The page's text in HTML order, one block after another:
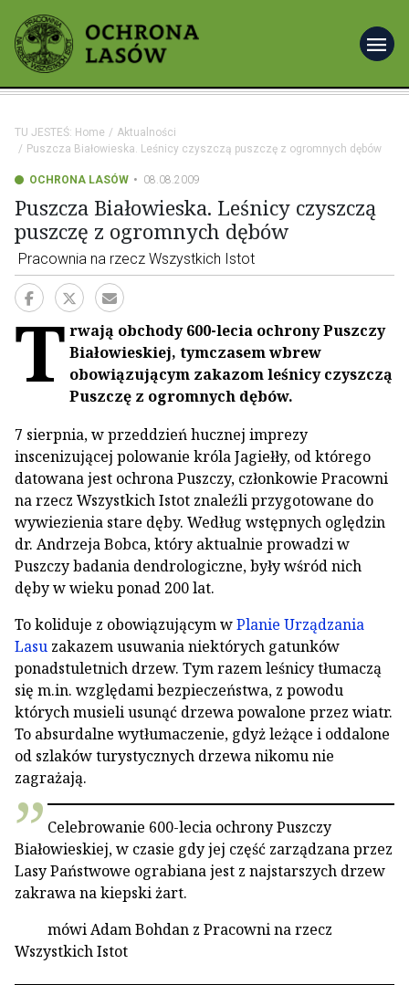
menu
TU JESTEŚ: Home
Aktualności
Puszcza Białowieska. Leśnicy czyszczą puszczę z ogromnych dębów
OCHRONA LASÓW 08.08.2009
Puszcza Białowieska. Leśnicy czyszczą
puszczę z ogromnych dębów
Pracownia na rzecz Wszystkich Istot
T rwają obchody 600-lecia ochrony Puszczy
Białowieskiej, tymczasem wbrew
obowiązującym zakazom leśnicy czyszczą
Puszczę z ogromnych dębów.
7 sierpnia, w przeddzień hucznej imprezy
inscenizującej polowanie króla Jagiełły, od którego
datowana jest ochrona Puszczy, członkowie Pracowni
na rzecz Wszystkich Istot znaleźli przygotowane do
wywiezienia stare dęby. Według wstępnych oględzin
dr. Andrzeja Bobca, który aktualnie prowadzi w
Puszczy badania dendrologiczne, były wśród nich
dęby w wieku ponad 200 lat.
To koliduje z obowiązującym wPlanie Urządzania
Lasu zakazem usuwania niektórych gatunków
ponadstuletnich drzew. Tym razem leśnicy tłumaczą
się m.in. względami bezpieczeństwa, z powodu
których musieli usunąć drzewa powalone przez wiatr.
To absurdalne wytłumaczenie, gdyż leżące i oddalone
od szlaków turystycznych drzewa nikomu nie
zagrażają.
Celebrowanie 600-lecia ochrony Puszczy
Białowieskiej, w czasie gdy jej część zarządzana przez
Lasy Państwowe ograbiana jest z najstarszych drzew
zakrawa na kiepski żart.
mówi Adam Bohdan z Pracowni na rzecz
Wszystkich Istot